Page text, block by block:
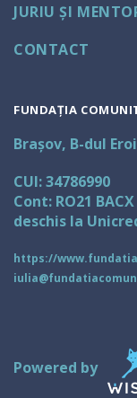
JURIU ȘI
CONTACT
FUNDAȚIA
Brașov, B-dul
CUI: 34786990
Cont: RO21
deschis la
https://
Powered by